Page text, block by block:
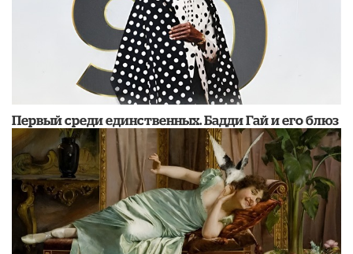
Первый среди единственных. Бадди Гай и его блюз